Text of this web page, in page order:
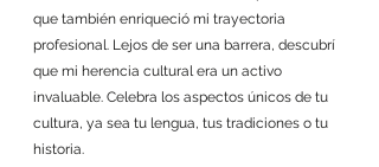
que también enriqueció mi trayectoria
profesional. Lejos de ser una barrera, descubrí
que mi herencia cultural era un activo
invaluable. Celebra los aspectos únicos de tu
cultura, ya sea tu lengua, tus tradiciones o tu
historia.